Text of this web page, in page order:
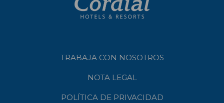
TRABAJA CON NOSOTROS
NOTA LEGAL
POLÍTICA DE PRIVACIDAD